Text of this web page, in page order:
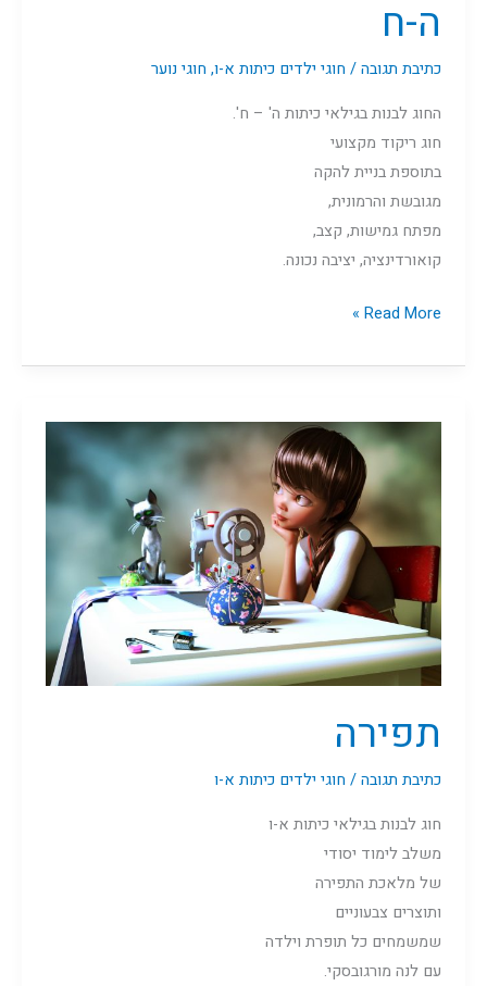
ה-ח
כתיבת תגובה/ חוגי ילדים כיתות א-ו, חוגי נוער
החוג לבנות בגילאי כיתות ה' – ח'.
חוג ריקוד מקצועי
בתוספת בניית להקה
מגובשת והרמונית,
מפתח גמישות, קצב,
קואורדינציה, יציבה נכונה.
Read More »
תפירה
כתיבת תגובה/ חוגי ילדים כיתות א-ו
חוג לבנות בגילאי כיתות א-ו
משלב לימוד יסודי
של מלאכת התפירה
ותוצרים צבעוניים
שמשמחים כל תופרת וילדה
עם לנה מורגובסקי.
תפירה